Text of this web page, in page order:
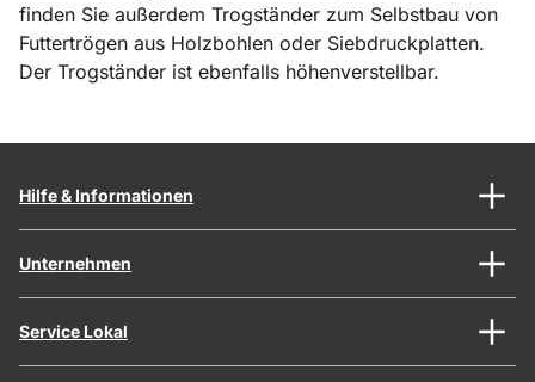
finden Sie außerdem Trogständer zum Selbstbau von
Futtertrögen aus Holzbohlen oder Siebdruckplatten.
Der Trogständer ist ebenfalls höhenverstellbar.
Hilfe & Informationen
Unternehmen
Service Lokal